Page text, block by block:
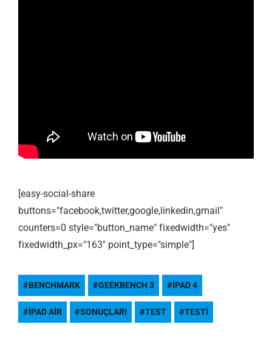
[easy-social-share
buttons="facebook,twitter,google,linkedin,gmail"
counters=0 style="button_name" fixedwidth="yes"
fixedwidth_px="163" point_type="simple"]
BENCHMARK GEEKBENCH 3 IPAD 4
IPAD AIR SONUÇLARI TEST TESTI